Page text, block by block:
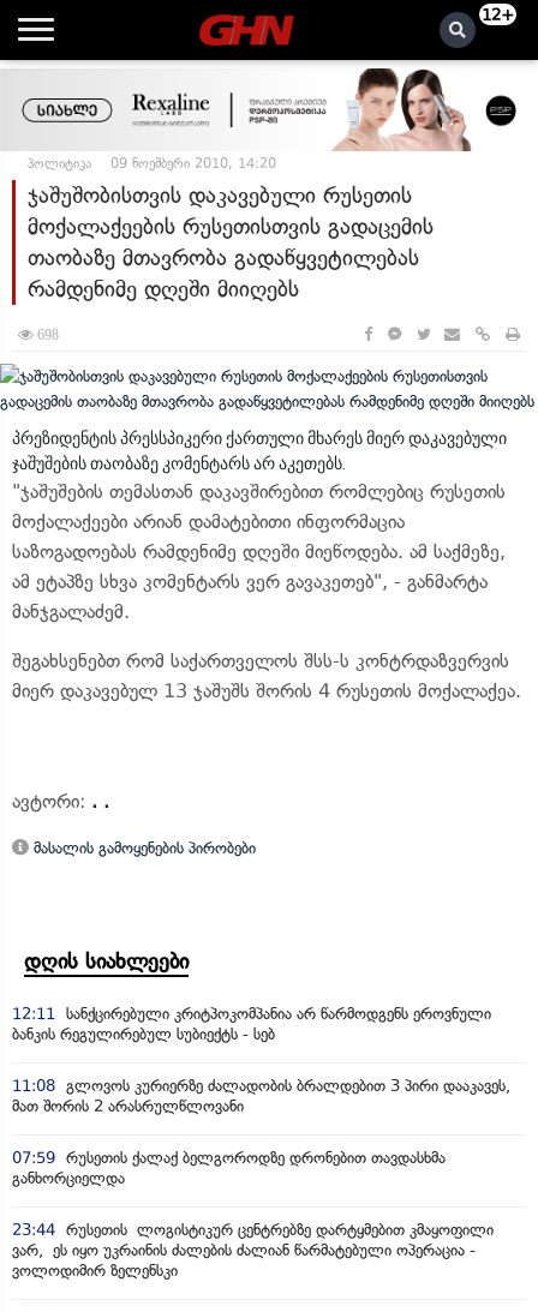
12+
პოლიტიკა 09 ნოემბერი 2010, 14:20
ჯაშუშობისთვის დაკავებული რუსეთის
მოქალაქეების რუსეთისთვის გადაცემის
თაობაზე მთავრობა გადაწყვეტილებას
რამდენიმე დღეში მიიღებს
698
პრეზიდენტის პრესსპიკერი ქართული მხარეს მიერ დაკავებული
ჯაშუშების თაობაზე კომენტარს არ აკეთებს.
"ჯაშუშების თემასთან დაკავშირებით რომლებიც რუსეთის
მოქალაქეები არიან დამატებითი ინფორმაცია
საზოგადოებას რამდენიმე დღეში მიეწოდება. ამ საქმეზე,
ამ ეტაპზე სხვა კომენტარს ვერ გავაკეთებ", - განმარტა
მანჯგალაძემ.
შეგახსენებთ რომ საქართველოს შსს-ს კონტრდაზვერვის
მიერ დაკავებულ 13 ჯაშუშს შორის 4 რუსეთის მოქალაქეა.
ავტორი: . .
მასალის გამოყენების პირობები
დღის სიახლეები
12:11 სანქცირებული კრიტპოკომპანია არ წარმოდგენს ეროვნული
ბანკის რეგულირებულ სუბიექტს - სებ
11:08 გლოვოს კურიერზე ძალადობის ბრალდებით 3 პირი დააკავეს,
მათ შორის 2 არასრულწლოვანი
07:59 რუსეთის ქალაქ ბელგოროდზე დრონებით თავდასხმა
განხორციელდა
23:44 რუსეთის ლოგისტიკურ ცენტრებზე დარტყმებით კმაყოფილი
ვარ, ეს იყო უკრაინის ძალების ძალიან წარმატებული ოპერაცია -
ვოლოდიმირ ზელენსკი